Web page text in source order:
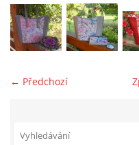
©
← Předchozí